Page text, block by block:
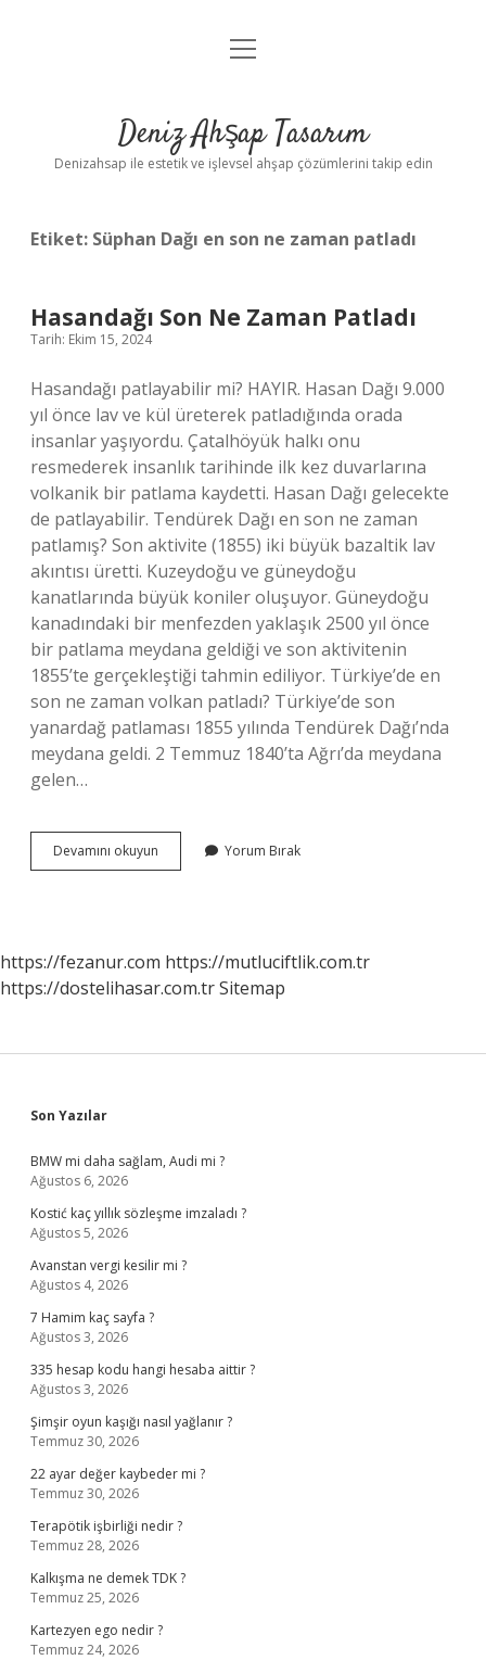
Anasayfa
Yasal Uyarı
menüyü
Deniz Ahşap Tasarım
Denizahsap ile estetik ve işlevsel ahşap çözümlerini takip edin
Etiket: Süphan Dağı en son ne zaman patladı
Hasandağı Son Ne Zaman Patladı
Tarih: Ekim 15, 2024
Hasandağı patlayabilir mi? HAYIR. Hasan Dağı 9.000
yıl önce lav ve kül üreterek patladığında orada
insanlar yaşıyordu. Çatalhöyük halkı onu
resmederek insanlık tarihinde ilk kez duvarlarına
volkanik bir patlama kaydetti. Hasan Dağı gelecekte
de patlayabilir. Tendürek Dağı en son ne zaman
patlamış? Son aktivite (1855) iki büyük bazaltik lav
akıntısı üretti. Kuzeydoğu ve güneydoğu
kanatlarında büyük koniler oluşuyor. Güneydoğu
kanadındaki bir menfezden yaklaşık 2500 yıl önce
bir patlama meydana geldiği ve son aktivitenin
1855’te gerçekleştiği tahmin ediliyor. Türkiye’de en
son ne zaman volkan patladı? Türkiye’de son
yanardağ patlaması 1855 yılında Tendürek Dağı’nda
meydana geldi. 2 Temmuz 1840’ta Ağrı’da meydana
gelen…
Devamını okuyun Hasandağı
Son
Yorum Bırak
https://fezanur.com https://mutluciftlik.com.tr
https://dostelihasar.com.trSitemap
Sidebar
Son Yazılar
BMW mi daha sağlam, Audi mi ?
Ağustos 6, 2026
Kostić kaç yıllık sözleşme imzaladı ?
Ağustos 5, 2026
Avanstan vergi kesilir mi ?
Ağustos 4, 2026
7 Hamim kaç sayfa ?
Ağustos 3, 2026
335 hesap kodu hangi hesaba aittir ?
Ağustos 3, 2026
Şimşir oyun kaşığı nasıl yağlanır ?
Temmuz 30, 2026
22 ayar değer kaybeder mi ?
Temmuz 30, 2026
Terapötik işbirliği nedir ?
Temmuz 28, 2026
Kalkışma ne demek TDK ?
Temmuz 25, 2026
Kartezyen ego nedir ?
Temmuz 24, 2026